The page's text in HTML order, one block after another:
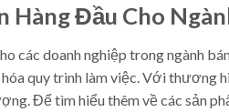
Hàng Đầu Cho
các doanh nghiệp trong ngành
quy trình làm việc. Với thương
Để tìm hiểu thêm về các sản